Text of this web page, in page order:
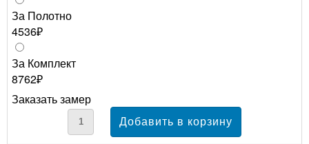
За Полотно
4536₽
За Комплект
8762₽
Заказать замер